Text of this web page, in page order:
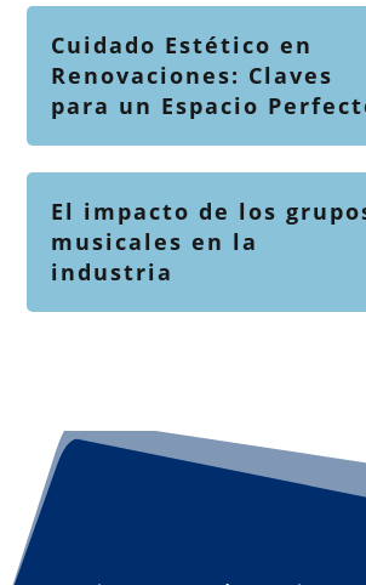
Cuidado Estético en
Renovaciones: Claves
para un Espacio
El impacto de los
musicales en la
industria